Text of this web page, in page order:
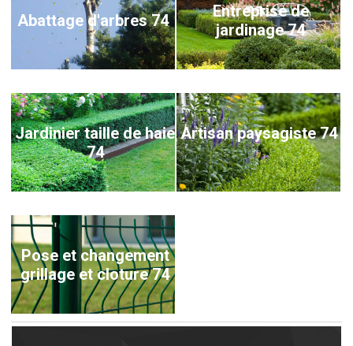
Abattage d'arbres 74
Entreprise de
jardinage 74
Jardinier taille de haie
74
Artisan paysagiste 74
Pose et changement
grillage et cloture 74